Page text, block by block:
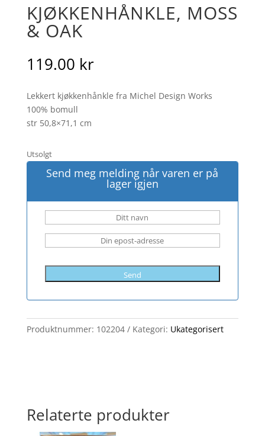
KJØKKENHÅNKLE, MOSS
& OAK
119.00 kr
Lekkert kjøkkenhånkle fra Michel Design Works
100% bomull
str 50,8×71,1 cm
Utsolgt
Send meg melding når varen er på
lager igjen
Send
Produktnummer: 102204 Kategori: Ukategorisert
Relaterte produkter